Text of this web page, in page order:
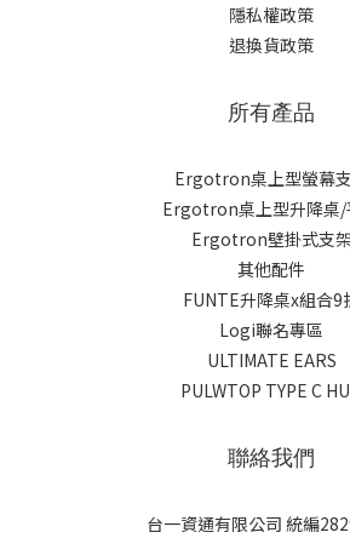
隱私權政策
退換貨政策
所有產品
Ergotron桌上型螢幕
Ergotron桌上型升降桌/
Ergotron壁掛式支架
其他配件
FUNTE升降桌x組合9
Logi聯名專區
ULTIMATE EARS
PULWTOP TYPE C
聯絡我們
台一資通有限公司 統編